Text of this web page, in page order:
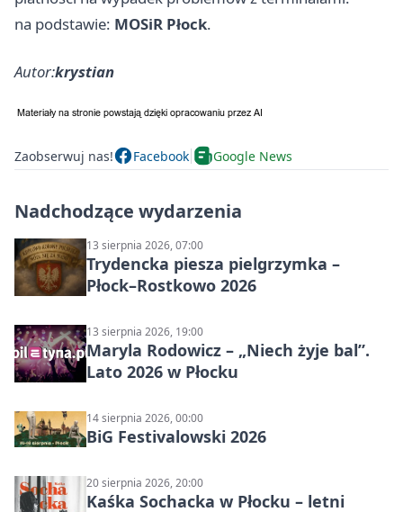
na podstawie: MOSiR Płock.
Autor:krystian
Zaobserwuj nas! Facebook Google News
Nadchodzące wydarzenia
13 sierpnia 2026, 07:00
Trydencka piesza pielgrzymka –
Płock–Rostkowo 2026
13 sierpnia 2026, 19:00
Maryla Rodowicz – „Niech żyje bal”.
Lato 2026 w Płocku
14 sierpnia 2026, 00:00
BiG Festivalowski 2026
20 sierpnia 2026, 20:00
Kaśka Sochacka w Płocku – letni